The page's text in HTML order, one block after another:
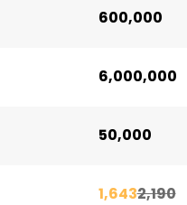
600,000
6,000,000
50,000
1,6432,190